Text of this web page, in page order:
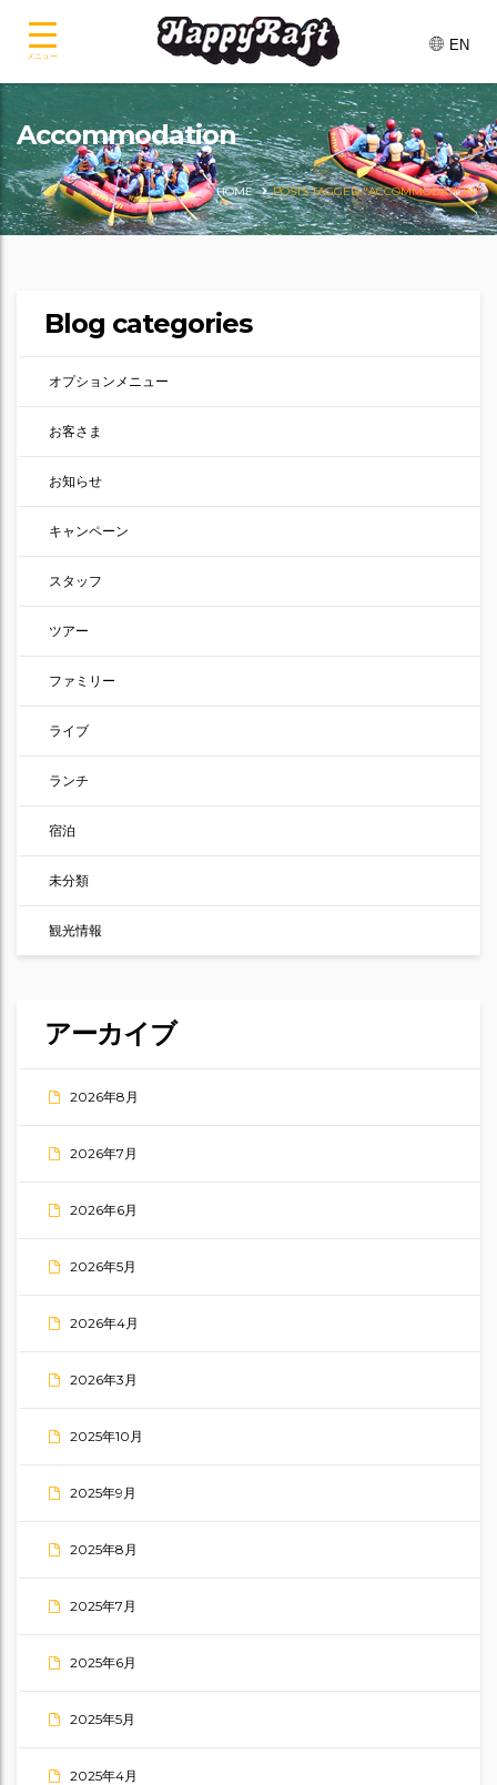
EN
Accommodation
HOME POSTS TAGGED "ACCOMMODATION"
Blog categories
オプションメニュー
お客さま
お知らせ
キャンペーン
スタッフ
ツアー
ファミリー
ライブ
ランチ
宿泊
未分類
観光情報
アーカイブ
2026年8月
2026年7月
2026年6月
2026年5月
2026年4月
2026年3月
2025年10月
2025年9月
2025年8月
2025年7月
2025年6月
2025年5月
2025年4月
メニュー